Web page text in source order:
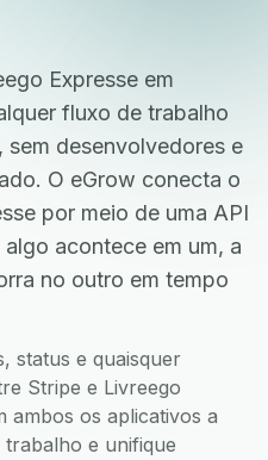
Expresse em
fluxo de trabalho
desenvolvedores e
O eGrow conecta o
por meio de uma API
acontece em um, a
no outro em tempo
status e quaisquer
Stripe e Livreego
ambos os aplicativos a
e unifique